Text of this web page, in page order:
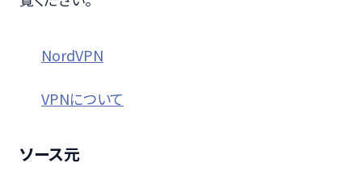
NordVPN
VPNについて
ソース元